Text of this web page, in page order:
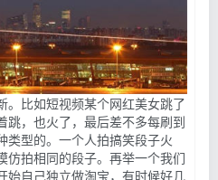
。比如短视频某个网红美女跳了
跳，也火了，最后差不多每刷到
类型的。一个人拍搞笑段子火
仿拍相同的段子。再举一个我们
始自己独立做淘宝，有时候好几